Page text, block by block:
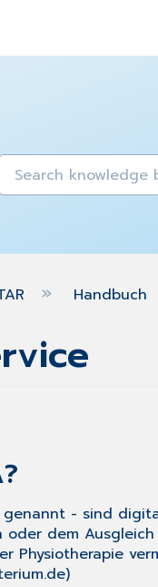
Handbuch
- sind
oder dem
Physiotherapie
)